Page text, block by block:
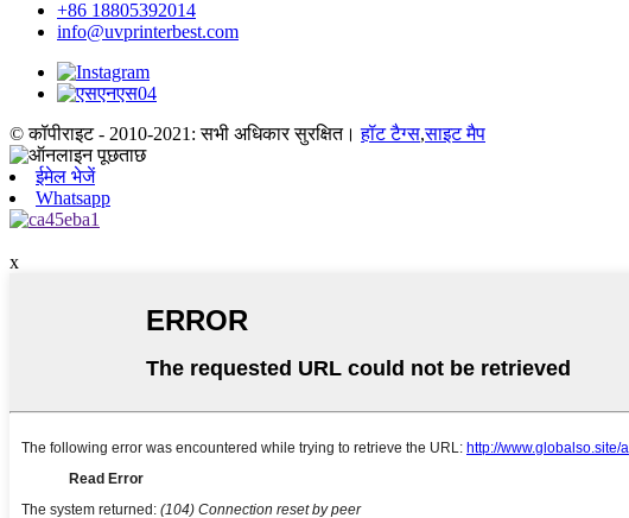
+86 18805392014
info@uvprinterbest.com
© कॉपीराइट - 2010-2021: सभी अधिकार सुरक्षित। हॉट टैग्स,साइट मैप
ईमेल भेजें
Whatsapp
x